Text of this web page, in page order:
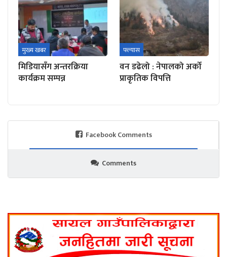
मुख्य खबर
मिडियासँग अन्तरक्रिया
कार्यक्रम सम्पन्न
फ्ल्यास
वन डढेलो : नेपालको अर्को
प्राकृतिक विपत्ति
Facebook Comments
Comments